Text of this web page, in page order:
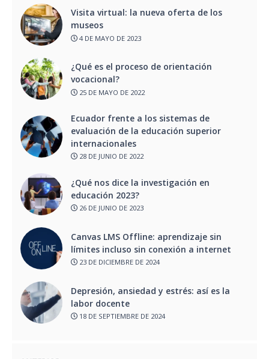
Visita virtual: la nueva oferta de los
museos
4 DE MAYO DE 2023
¿Qué es el proceso de orientación
vocacional?
25 DE MAYO DE 2022
Ecuador frente a los sistemas de
evaluación de la educación superior
internacionales
28 DE JUNIO DE 2022
¿Qué nos dice la investigación en
educación 2023?
26 DE JUNIO DE 2023
Canvas LMS Offline: aprendizaje sin
límites incluso sin conexión a internet
23 DE DICIEMBRE DE 2024
Depresión, ansiedad y estrés: así es la
labor docente
18 DE SEPTIEMBRE DE 2024